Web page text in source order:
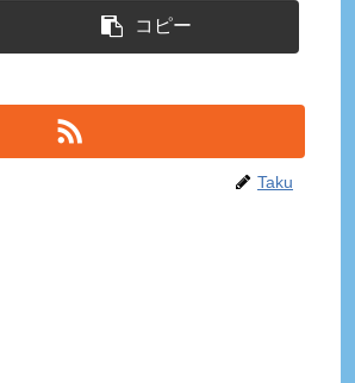
コピー
Taku